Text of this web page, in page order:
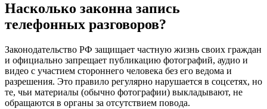
Насколько законна запись
телефонных разговоров?
Законодательство РФ защищает частную жизнь своих граждан
и официально запрещает публикацию фотографий, аудио и
видео с участием стороннего человека без его ведома и
разрешения. Это правило регулярно нарушается в соцсетях, но
те, чьи материалы (обычно фотографии) выкладывают, не
обращаются в органы за отсутствием повода.